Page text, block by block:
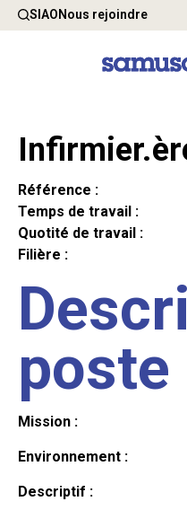
SIAONous rejoindre
Référence :
Temps de travail :
Quotité de travail :
Filière :
poste
Mission :
Environnement :
Descriptif :